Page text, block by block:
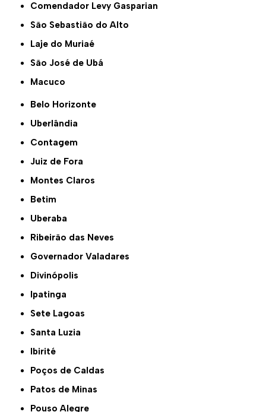
Comendador Levy Gasparian
São Sebastião do Alto
Laje do Muriaé
São José de Ubá
Macuco
Belo Horizonte
Uberlândia
Contagem
Juiz de Fora
Montes Claros
Betim
Uberaba
Ribeirão das Neves
Governador Valadares
Divinópolis
Ipatinga
Sete Lagoas
Santa Luzia
Ibirité
Poços de Caldas
Patos de Minas
Pouso Alegre